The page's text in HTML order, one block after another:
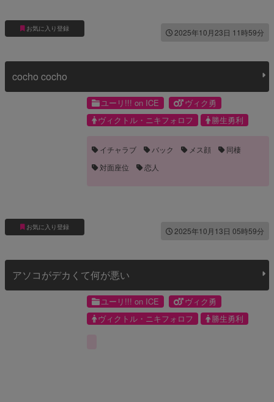
お気に入り登録 2025年10月23日 11時59分
cocho cocho
お気に入り登録
ユーリ!!! on ICE
ヴィク勇
ヴィクトル・ニキフォロフ
勝生勇利
イチャラブ バック メス顔
同棲
対面座位
恋人
2025年10月13日 05時59分
アソコがデカくて何が悪い
ユーリ!!! on ICE
ヴィク勇
ヴィクトル・ニキフォロフ
勝生勇利